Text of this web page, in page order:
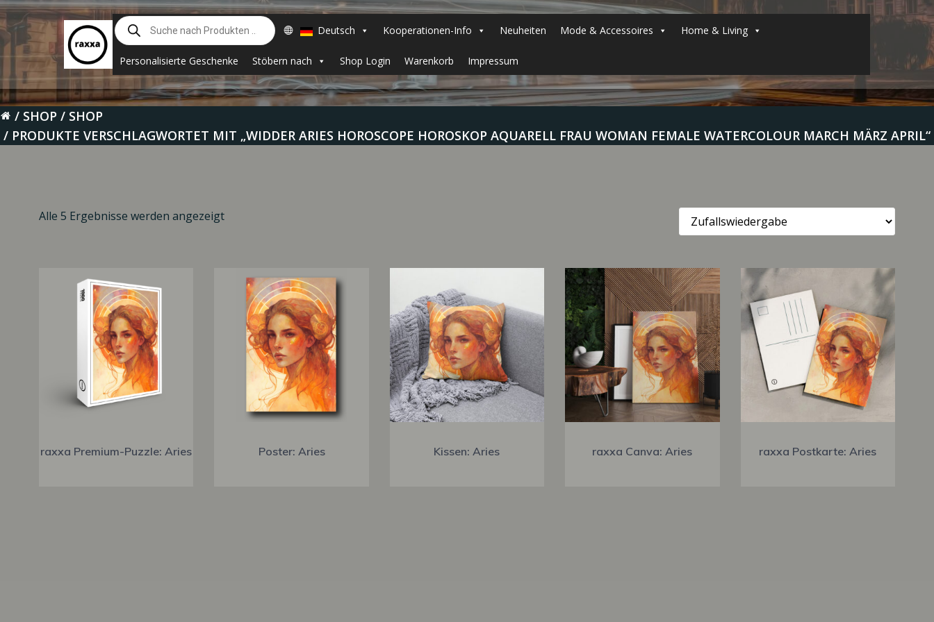
Zum
Inhalt
springen
Suche
nach
Produkten
Deutsch Kooperationen-Info Neuheiten Mode & Accessoires Home & Living
Personalisierte Geschenke Stöbern nach Shop Login Warenkorb Impressum
SHOP
SHOP
PRODUKTE VERSCHLAGWORTET MIT „WIDDER ARIES HOROSCOPE HOROSKOP AQUARELL FRAU WOMAN FEMALE WATERCOLOUR MARCH MÄRZ APRIL“
Alle 5 Ergebnisse werden angezeigt
raxxa Premium-Puzzle: Aries Poster: Aries Kissen: Aries raxxa Canva: Aries raxxa Postkarte: Aries